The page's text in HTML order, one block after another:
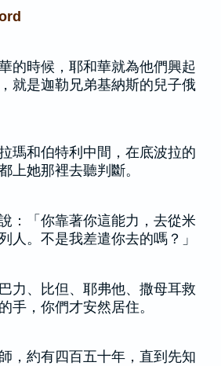
的時候，耶和華就為他們興起
就是迦勒兄弟基納斯的兒子俄
瑪和伯特利中間，在底波拉的
上她那裡去聽判斷。
：「你靠著你這能力，去從米
人。不是我差遣你去的嗎？」
力、比但、耶弗他、撒母耳救
手，你們才安然居住。
，約有四百五十年，直到先知